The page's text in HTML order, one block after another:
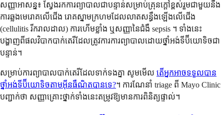
សញ្ញាអាសន្ន៖ ស្វែងរកការព្យាបាលជាបន្ទាន់សម្រាប់គ្រុនក្តៅខ្ពស់រួមជាមួយនឹង
ការឆ្លងមេរោគលើជើង រោគស្នាមក្រហមដែលលាតសន្ធឹងឡើងលើជើង
(cellulitis រីករាលដាល) ការហើមខ្លាំង ឬសញ្ញានៃជំងឺ sepsis ។ ទាំងនេះ
បង្ហាញពីផលវិបាកបាក់តេរីដែលត្រូវការការព្យាបាលដោយថ្នាំអង់ទីប៊ីយោទិចជា
បន្ទាន់។
សម្រាប់ការព្យាបាលបាក់តេរីដែលទាក់ទងគ្នា សូមមើល តើអ្នកអាចទទួលបាន
ថ្នាំអង់ទីប៊ីយោទិចតាមអ៊ីនធឺណិតបានទេ?។ ការណែនាំ triage ពី Mayo Clinic
បញ្ជាក់ថា សញ្ញាគ្រោះថ្នាក់ទាំងនេះតម្រូវឱ្យមានការពិនិត្យផ្ទាល់។